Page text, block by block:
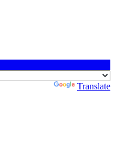
Translate